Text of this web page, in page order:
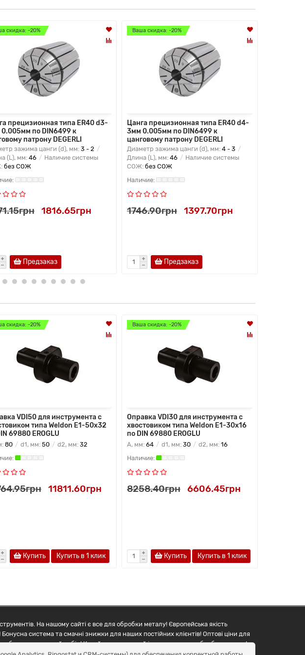
скидка: -20%
прецизионная типа ER40 d3-
по DIN6499 к
патрону DEGERLI
зажима цанги (d), мм: 3 - 2
(L), мм:46
Наличие системы
без СОЖ
1816.65грн
Предзаказ
Ваша скидка: -20%
Цанга прецизионная типа ER40 d4-
3мм 0.005мм по DIN6499 к
цанговому патрону DEGERLI
Диаметр зажима цанги (d), мм: 4 - 3
Длина (L), мм: 46
Наличие системы
СОЖ: без СОЖ
1746.90грн 1397.70грн
Предзаказ
скидка: -20%
VDI50 для инструмента с
типа Weldon Е1-50х32
69880 EROGLU
80 d1, мм: 50 d2, мм: 32
11811.60грн
Купить Купить в 1 клик
Ваша скидка: -20%
Оправка VDI30 для инструмента с
хвостовиком типа Weldon Е1-30х16
по DIN 69880 EROGLU
A, мм: 64 d1, мм: 30 d2, мм: 16
8258.40грн 6606.45грн
Купить Купить в 1 клик
На нашому сайті є все для обробки металу! Європейська якість
система та смачні знижки для наших постійних клієнтів! Оптові ціни для
правильний вибір! Купуйте правильний інструмент для обробки металу!